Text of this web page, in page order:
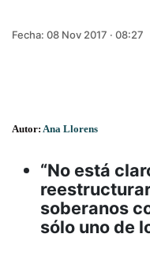
Fecha: 08 Nov 2017 · 08:27
Autor: Ana Llorens
“No está
soberanos
sólo uno de